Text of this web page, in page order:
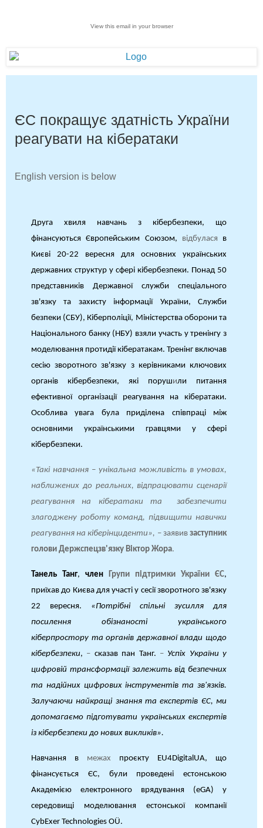
View this email in your browser
ЄС покращує здатність України
реагувати на кібератаки
English version is below
Друга хвиля навчань з кібербезпеки, що
фінансуються Європейським Союзом, відбулася в
Києві 20-22 вересня для основних українських
державних структур у сфері кібербезпеки. Понад 50
представників Державної служби спеціального
зв'язку та захисту інформації України, Служби
безпеки (СБУ), Кіберполіції, Міністерства оборони та
Національного банку (НБУ) взяли участь у тренінгу з
моделювання протидії кібератакам. Тренінг включав
сесію зворотного зв'язку з керівниками ключових
органів кібербезпеки, які порушили питання
ефективної організації реагування на кібератаки.
Особлива увага була приділена співпраці між
основними українськими гравцями у сфері
кібербезпеки.
«Такі навчання – унікальна можливість в умовах,
наближених до реальних, відпрацювати сценарії
реагування на кібератаки та забезпечити
злагоджену роботу команд, підвищити навички
реагування на кіберінциденти», – заявивзаступник
голови Держспецзв'язку Віктор Жора.
Танель Танг, член Групи підтримки України ЄС,
приїхав до Києва для участі у сесії зворотного зв'язку
22 вересня. «Потрібні спільні зусилля для
посилення обізнаності українського
кіберпростору та органів державної влади щодо
кібербезпеки, – сказав пан Танг. – Успіх України у
цифровій трансформації залежить від безпечних
та надійних цифрових інструментів та зв'язків.
Залучаючи найкращі знання та експертів ЄС, ми
допомагаємо підготувати українських експертів
із кібербезпеки до нових викликів».
Навчання в межах проєкту EU4DigitalUA, що
фінансується ЄС, були проведені естонською
Академією електронного врядування (eGA) у
середовищі моделювання естонської компанії
CybExer Technologies OÜ.